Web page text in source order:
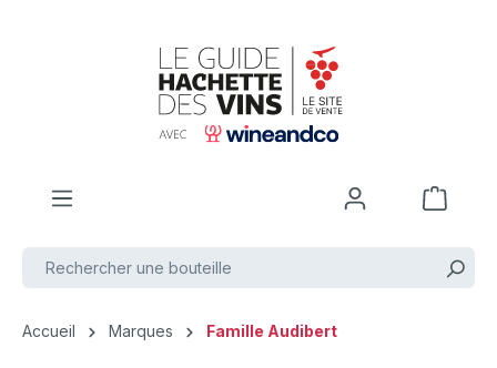
Accueil Marques Famille Audibert